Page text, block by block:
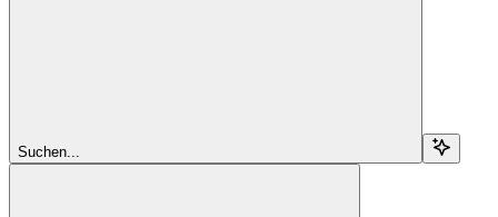
Suchen...